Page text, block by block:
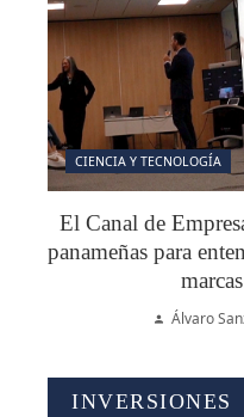
CIENCIA Y TECNOLOGÍA
El Canal de
panameñas para
Álvaro
INVERSIONES